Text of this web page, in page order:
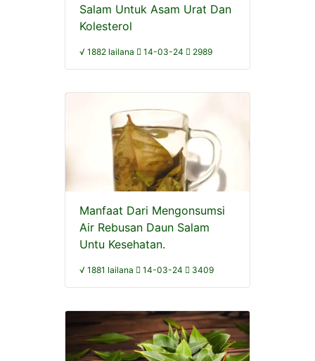
Salam Untuk Asam Urat Dan
Kolesterol
√ 1882 lailana 14-03-24 2989
Manfaat Dari Mengonsumsi
Air Rebusan Daun Salam
Untu Kesehatan.
√ 1881 lailana 14-03-24 3409